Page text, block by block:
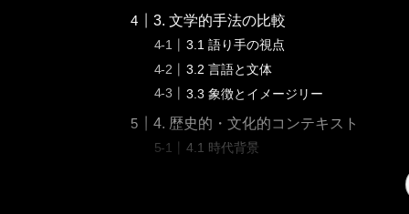
3. 文学的手法の比較
3.1 語り手の視点
3.2 言語と文体
3.3 象徴とイメージリー
4. 歴史的・文化的コンテキスト
4.1 時代背景